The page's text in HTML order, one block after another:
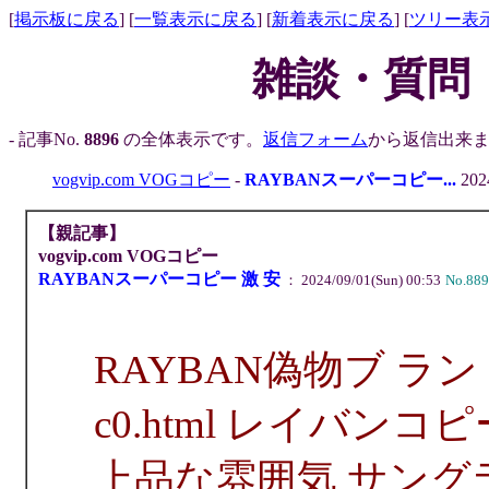
[掲示板に戻る] [一覧表示に戻る] [新着表示に戻る] [ツリー表
雑談・質問
- 記事No. 8896 の全体表示です。 返信フォームから返信出来
vogvip.com VOGコピー - RAYBANスーパーコピー...
【親記事】
vogvip.com VOGコピー
RAYBANスーパーコピー 激 安： 2024/09/01(Sun) 00:53
RAYBAN偽物ブ ラン
c0.html レイバンコ
上品な雰囲気 サン